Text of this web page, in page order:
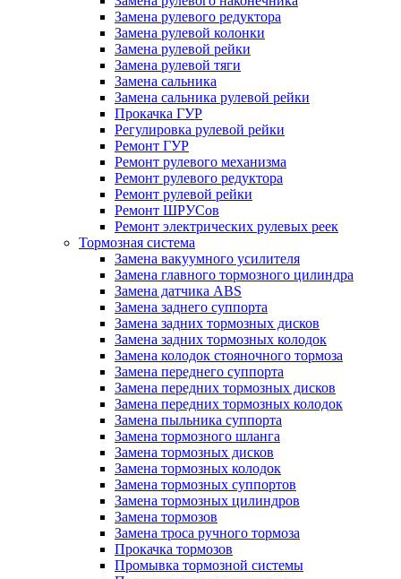
Замена рулевого редуктора
Замена рулевой колонки
Замена рулевой рейки
Замена рулевой тяги
Замена сальника
Замена сальника рулевой рейки
Прокачка ГУР
Регулировка рулевой рейки
Ремонт ГУР
Ремонт рулевого механизма
Ремонт рулевого редуктора
Ремонт рулевой рейки
Ремонт ШРУСов
Ремонт электрических рулевых реек
Тормозная система
Замена вакуумного усилителя
Замена главного тормозного цилиндра
Замена датчика ABS
Замена заднего суппорта
Замена задних тормозных дисков
Замена задних тормозных колодок
Замена колодок стояночного тормоза
Замена переднего суппорта
Замена передних тормозных дисков
Замена передних тормозных колодок
Замена пыльника суппорта
Замена тормозного шланга
Замена тормозных дисков
Замена тормозных колодок
Замена тормозных суппортов
Замена тормозных цилиндров
Замена тормозов
Замена троса ручного тормоза
Прокачка тормозов
Промывка тормозной системы